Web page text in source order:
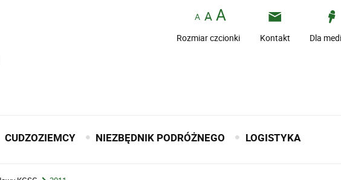
Rozmiar czcionki Kontakt Dla
CUDZOZIEMCY NIEZBĘDNIK PODRÓŻNEGO LOGISTYKA